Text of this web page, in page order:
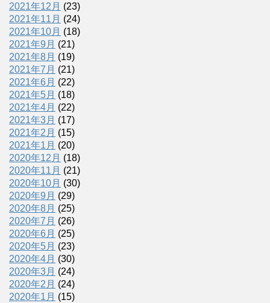
2021年12月 (23)
2021年11月 (24)
2021年10月 (18)
2021年9月 (21)
2021年8月 (19)
2021年7月 (21)
2021年6月 (22)
2021年5月 (18)
2021年4月 (22)
2021年3月 (17)
2021年2月 (15)
2021年1月 (20)
2020年12月 (18)
2020年11月 (21)
2020年10月 (30)
2020年9月 (29)
2020年8月 (25)
2020年7月 (26)
2020年6月 (25)
2020年5月 (23)
2020年4月 (30)
2020年3月 (24)
2020年2月 (24)
2020年1月 (15)